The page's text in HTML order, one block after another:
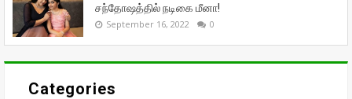
சந்தோஷத்தில் நடிகை மீனா!
September 16, 2022 0
Categories